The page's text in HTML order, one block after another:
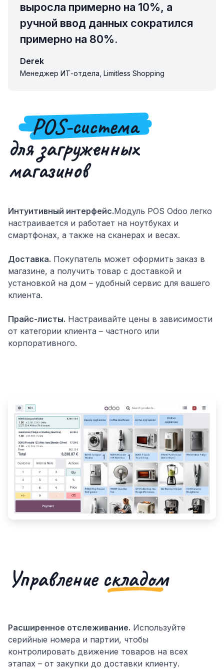
выросла примерно на 10%, а
ручной ввод данных сократился
примерно на 80%.
Derek
Менеджер ИТ-отдела, Limitless Shopping
POS-система
для загруженных
магазинов
Интуитивный интерфейс.Модуль POS Odoo легко
настраивается и работает на ноутбуках и
смартфонах, а также на сканерах и весах.
Доставка. Покупатель может оформить заказ в
магазине, а получить товар с доставкой и
установкой на дом – удобный сервис для вашего
клиента.
Прайс-листы. Настраивайте цены в зависимости
от категории клиента – частного или
корпоративного.
Управлениескладом
Расширенное отслеживание. Используйте
серийные номера и партии, чтобы
контролировать движение товаров на всех
этапах – от закупки до доставки клиенту.